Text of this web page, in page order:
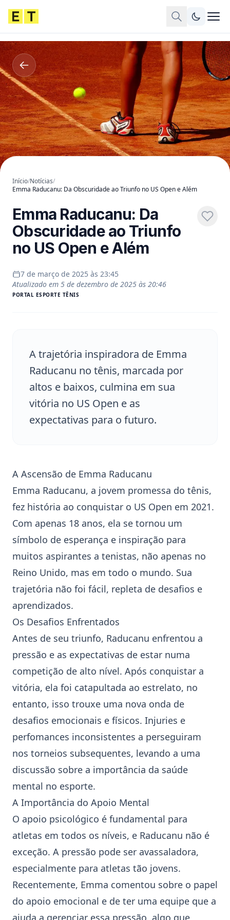
Início/Notícias/
Emma Raducanu: Da Obscuridade ao Triunfo no US Open e Além
Emma Raducanu: Da
Obscuridade ao Triunfo
no US Open e Além
7 de março de 2025 às 23:45
Atualizado em 5 de dezembro de 2025 às 20:46
PORTAL ESPORTE TÊNIS
A trajetória inspiradora de Emma
Raducanu no tênis, marcada por
altos e baixos, culmina em sua
vitória no US Open e as
expectativas para o futuro.
A Ascensão de Emma Raducanu
Emma Raducanu, a jovem promessa do tênis,
fez história ao conquistar o US Open em 2021.
Com apenas 18 anos, ela se tornou um
símbolo de esperança e inspiração para
muitos aspirantes a tenistas, não apenas no
Reino Unido, mas em todo o mundo. Sua
trajetória não foi fácil, repleta de desafios e
aprendizados.
Os Desafios Enfrentados
Antes de seu triunfo, Raducanu enfrentou a
pressão e as expectativas de estar numa
competição de alto nível. Após conquistar a
vitória, ela foi catapultada ao estrelato, no
entanto, isso trouxe uma nova onda de
desafios emocionais e físicos. Injuries e
perfomances inconsistentes a perseguiram
nos torneios subsequentes, levando a uma
discussão sobre a importância da saúde
mental no esporte.
A Importância do Apoio Mental
O apoio psicológico é fundamental para
atletas em todos os níveis, e Raducanu não é
exceção. A pressão pode ser avassaladora,
especialmente para atletas tão jovens.
Recentemente, Emma comentou sobre o papel
do apoio emocional e de ter uma equipe que a
ajuda a gerenciar essa pressão, algo que